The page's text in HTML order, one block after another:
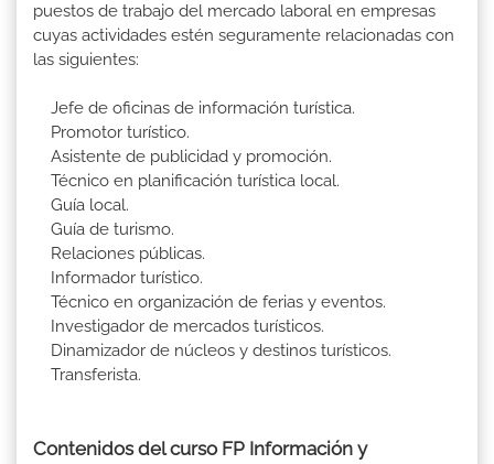
puestos de trabajo del mercado laboral en empresas
cuyas actividades estén seguramente relacionadas con
las siguientes:
Jefe de oficinas de información turística.
Promotor turístico.
Asistente de publicidad y promoción.
Técnico en planificación turística local.
Guía local.
Guía de turismo.
Relaciones públicas.
Informador turístico.
Técnico en organización de ferias y eventos.
Investigador de mercados turísticos.
Dinamizador de núcleos y destinos turísticos.
Transferista.
Contenidos del curso FP Información y